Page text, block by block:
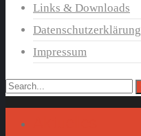
Links & Downloads
Datenschutzerklärung
Impressum